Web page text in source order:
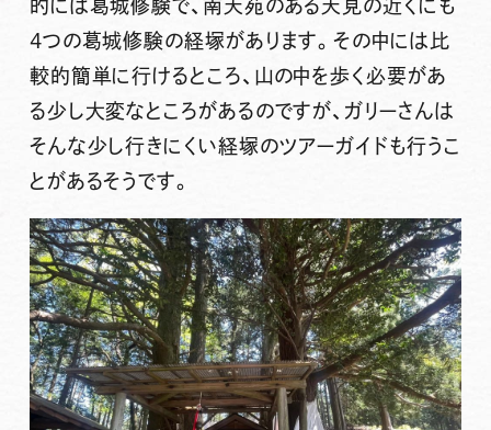
的には葛城修験で、南天苑のある天見の近くにも
4つの葛城修験の経塚があります。その中には比
較的簡単に行けるところ、山の中を歩く必要があ
る少し大変なところがあるのですが、ガリーさんは
そんな少し行きにくい経塚のツアーガイドも行うこ
とがあるそうです。